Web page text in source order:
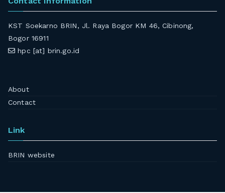
KST Soekarno BRIN, Jl. Raya Bogor KM 46, Cibinong,
Bogor 16911
hpc [at] brin.go.id
About
Contact
Link
BRIN website